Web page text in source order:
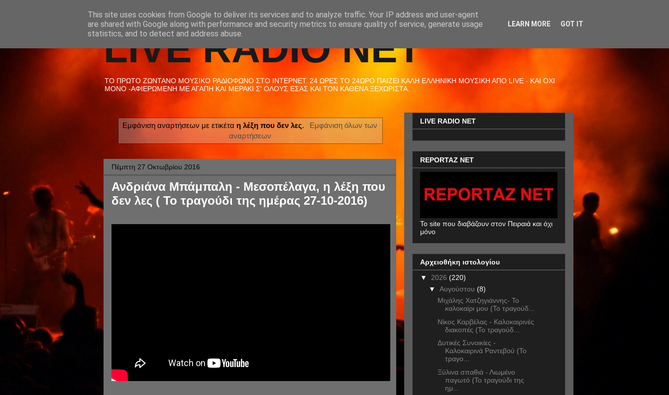
LIVE RADIO NET
ΤΟ ΠΡΩΤΟ ΖΩΝΤΑΝΟ ΜΟΥΣΙΚΟ ΡΑΔΙΟΦΩΝΟ ΣΤΟ ΙΝΤΕΡΝΕΤ. 24 ΩΡΕΣ ΤΟ 24ΩΡΟ ΠΑΙΖΕΙ ΚΑΛΗ ΕΛΛΗΝΙΚΗ ΜΟΥΣΙΚΗ ΑΠΟ LIVE - ΚΑΙ ΟΧΙ
ΜΟΝΟ -ΑΦΙΕΡΩΜΕΝΗ ΜΕ ΑΓΑΠΗ ΚΑΙ ΜΕΡΑΚΙ Σ' ΟΛΟΥΣ ΕΣΑΣ ΚΑΙ ΤΟΝ ΚΑΘΕΝΑ ΞΕΧΩΡΙΣΤΑ.
Εμφάνιση αναρτήσεων με ετικέταη λέξη που δεν λες.
Εμφάνιση όλων των
αναρτήσεων
Πέμπτη 27 Οκτωβρίου 2016
Ανδριάνα Μπάμπαλη - Μεσοπέλαγα, η λέξη που
δεν λες ( Το τραγούδι της ημέρας 27-10-2016)
LIVE RADIO NET
REPORTAZ NET
To site που διαβάζουν στον Πειραιά και όχι
μόνο
Αρχειοθήκη ιστολογίου
▼ 2026 (220)
▼ Αυγούστου (8)
Μιχάλης Χατζηγιάννης- Το
καλοκαίρι μου (Το τραγούδ...
Νίκος Καρβέλας - Καλοκαιρινές
διακοπές (Το τραγούδ...
Δυτικές Συνοικίες -
Καλοκαιρινά Ραντεβού (Το
τραγο...
Ξύλινα σπαθιά - Λιωμένο
παγωτό (Το τραγούδι της
ημ...
This site uses cookies from Google to deliver its services and to analyze traffic. Your IP address and user-agent
are shared with Google along with performance and security metrics to ensure quality of service, generate usage
statistics, and to detect and address abuse.
LEARN MORE GOT IT